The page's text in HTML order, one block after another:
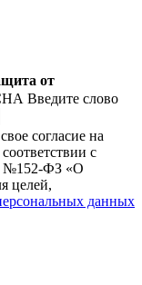
от
Введите слово
согласие на
с
№152-ФЗ «О
целей,
данных